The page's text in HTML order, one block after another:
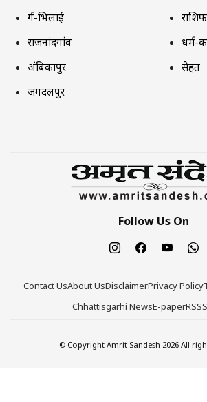
दुर्ग-भिलाई
राजनांदगांव
अंबिकापुर
जगदलपुर
धर्म-
सेहत
Follow Us On
Contact UsAbout UsDisclaimerPrivacy Policy
Chhattisgarhi NewsE-paperRSS
© Copyright Amrit Sandesh 2026 All